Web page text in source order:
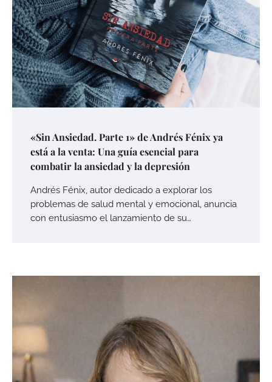
«Sin Ansiedad. Parte 1» de Andrés Fénix ya
está a la venta: Una guía esencial para
combatir la ansiedad y la depresión
Andrés Fénix, autor dedicado a explorar los
problemas de salud mental y emocional, anuncia
con entusiasmo el lanzamiento de su…